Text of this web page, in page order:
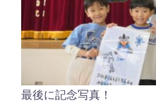
最後に記念写真！